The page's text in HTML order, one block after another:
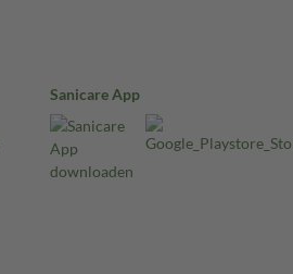
Sanicare App